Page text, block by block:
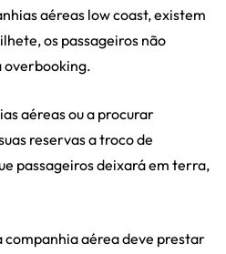
aéreas low coast, existem
os passageiros não
overbooking.
aéreas ou a procurar
reservas a troco de
passageiros deixará em terra,
companhia aérea deve prestar